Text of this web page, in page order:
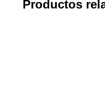
Productos